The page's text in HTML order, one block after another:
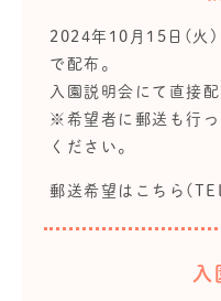
2024年10月15日(火
で配布。
入園説明会にて直接
※希望者に郵送も行
ください。
郵送希望はこちら
入